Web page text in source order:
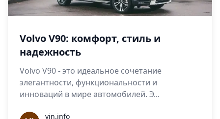
Volvo V90: комфорт, стиль и
надежность
Volvo V90 - это идеальное сочетание
элегантности, функциональности и
инноваций в мире автомобилей. Э...
vin.info